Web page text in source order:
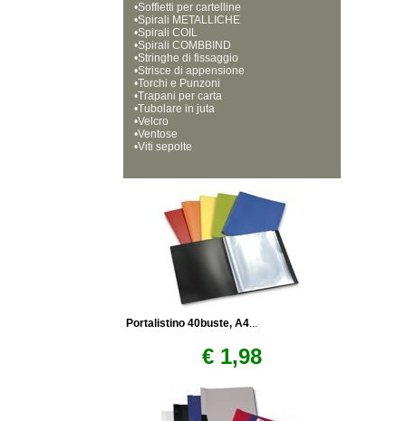
•Soffietti per cartelline
•Spirali METALLICHE
•Spirali COIL
•Spirali COMBBIND
•Stringhe di fissaggio
•Strisce di appensione
•Torchi e Punzoni
•Trapani per carta
•Tubolare in juta
•Velcro
•Ventose
•Viti sepolte
Portalistino 40buste, A4...
€ 1,98